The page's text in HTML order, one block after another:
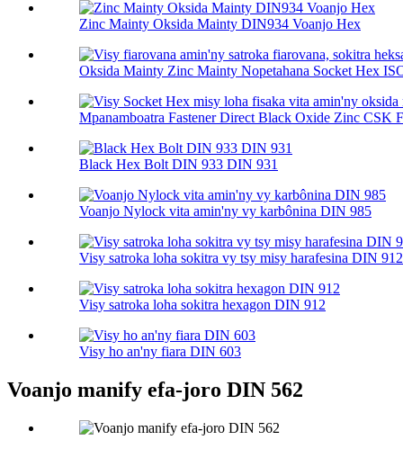
Zinc Mainty Oksida Mainty DIN934 Voanjo Hex
Oksida Mainty Zinc Mainty Nopetahana Socket Hex
Mpanamboatra Fastener Direct Black Oxide Zinc CSK
Black Hex Bolt DIN 933 DIN 931
Voanjo Nylock vita amin'ny vy karbônina DIN 985
Visy satroka loha sokitra vy tsy misy harafesina DIN 912
Visy satroka loha sokitra hexagon DIN 912
Visy ho an'ny fiara DIN 603
Voanjo manify efa-joro DIN 562